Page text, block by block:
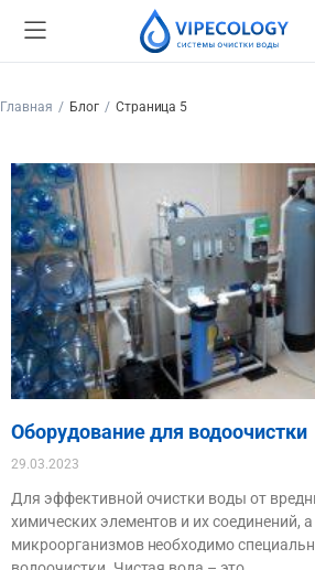
Главная Блог Страница 5
Оборудование для водоочистки
29.03.2023
Для эффективной очистки воды от
химических элементов и их соединений,
микроорганизмов необходимо